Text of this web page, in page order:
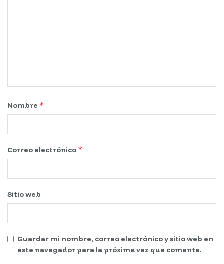
Nombre *
Correo electrónico *
Sitio web
Guardar mi nombre, correo electrónico y sitio web en
este navegador para la próxima vez que comente.